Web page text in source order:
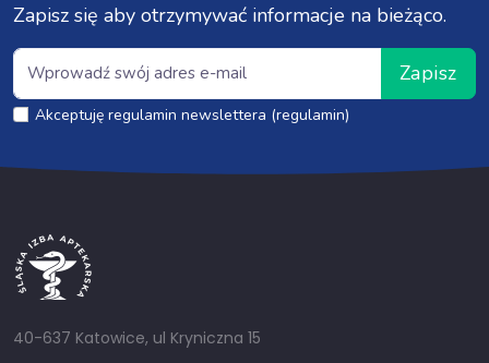
Zapisz się aby otrzymywać informacje na bieżąco.
Zapisz
Akceptuję regulamin newslettera (regulamin)
40-637 Katowice, ul Kryniczna 15